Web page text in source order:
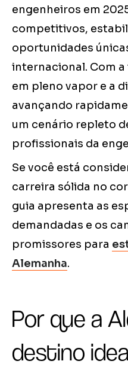
engenheiros em
competitivos,
oportunidades
internacional. Com
em pleno vapor e a
avançando
um cenário repleto
profissionais da
Se você está
carreira sólida no
guia apresenta as
demandadas e os
promissores para
Alemanha.
Por que a
destino